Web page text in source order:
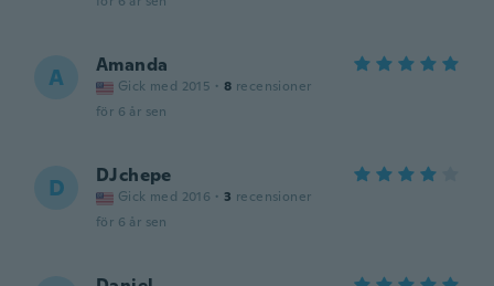
A Amanda
Gick med 2015 · 8 recensioner
för 6 år sen
D DJchepe
Gick med 2016 · 3 recensioner
för 6 år sen